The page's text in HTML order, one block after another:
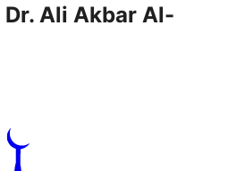
Dr. Ali Akbar Al-